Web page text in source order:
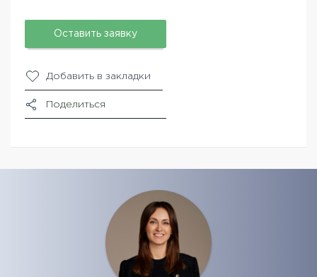
Оставить заявку
Добавить в закладки
Поделиться